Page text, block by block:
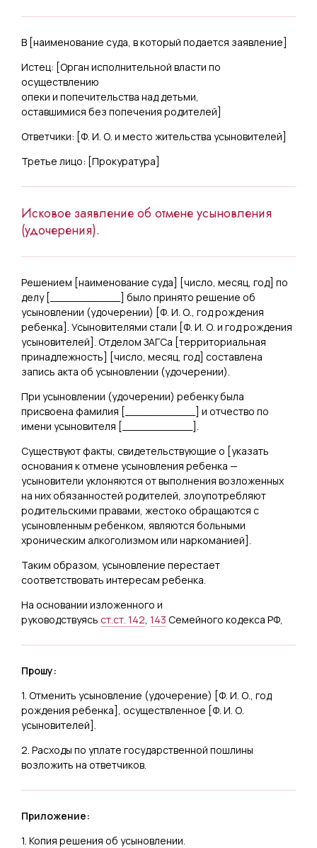
В [наименование суда, в который подается заявление]
Истец: [Орган исполнительной власти по
осуществлению
опеки и попечительства над детьми,
оставшимися без попечения родителей]
Ответчики: [Ф. И. О. и место жительства усыновителей]
Третье лицо: [Прокуратура]
Исковое заявление об отмене усыновления
(удочерения).
Решением [наименование суда] [число, месяц, год] по
делу [
] было принято решение об
усыновлении (удочерении) [Ф. И. О., год рождения
ребенка]. Усыновителями стали [Ф. И. О. и год рождения
усыновителей]. Отделом ЗАГСа [территориальная
принадлежность] [число, месяц, год] составлена
запись акта об усыновлении (удочерении).
При усыновлении (удочерении) ребенку была
присвоена фамилия [
] и отчество по
имени усыновителя [
].
Существуют факты, свидетельствующие о [указать
основания к отмене усыновления ребенка —
усыновители уклоняются от выполнения возложенных
на них обязанностей родителей, злоупотребляют
родительскими правами, жестоко обращаются с
усыновленным ребенком, являются больными
хроническим алкоголизмом или наркоманией].
Таким образом, усыновление перестает
соответствовать интересам ребенка.
На основании изложенного и
руководствуясь ст.ст. 142 143 Семейного кодекса РФ,
Прошу:
1. Отменить усыновление (удочерение) [Ф. И. О., год
рождения ребенка], осуществленное [Ф. И. О.
усыновителей].
2. Расходы по уплате государственной пошлины
возложить на ответчиков.
Приложение:
1. Копия решения об усыновлении.